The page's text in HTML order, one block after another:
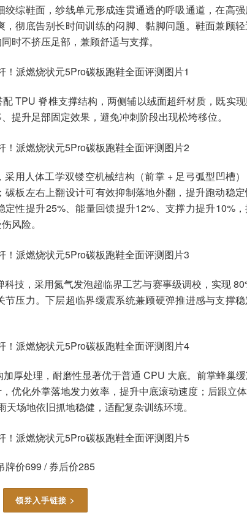
综鞋面，纱线单元形成连贯通透的呼吸通道，在高
彻底告别长时间训练的闷脚、黏脚问题。鞋面兼顾
时不挤压足部，兼顾舒适与支撑。
TPU 脊椎支撑结构，两侧辅以绒面超纤材质，既实
提升足部固定效果，避免冲刺阶段出现松垮移位。
用人体工学双镂空机械结构（前掌 + 足弓弧型凹槽
板左右上翻设计可有效抑制落地外翻，提升跑动稳
性提升25%、能量回馈提升12%、支撑力提升10%
风险。
技，采用氮气发泡超临界工艺与赛事级调校，实现
压力。下层超临界缓震系统兼顾硬弹推进感与支撑稳
厚处理，耐磨性显著优于普通 CPU 大底。前掌蜂巢
优化外掌落地发力效率，提升中底滚动速度；后跟立
场地依旧抓地稳健，适配复杂训练环境。
牌价699 / 券后价285
领券入手链接 >